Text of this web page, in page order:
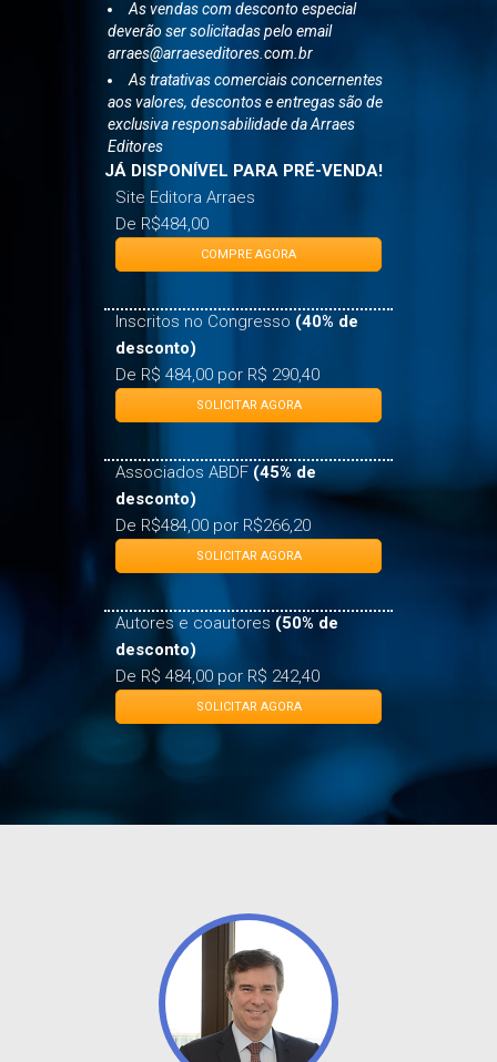
As vendas com desconto especial
deverão ser solicitadas pelo email
arraes@arraeseditores.com.br
As tratativas comerciais concernentes
aos valores, descontos e entregas são de
exclusiva responsabilidade da Arraes
Editores
JÁ DISPONÍVEL PARA PRÉ-VENDA!
Site Editora Arraes
De R$484,00
COMPRE AGORA
Inscritos no Congresso (40% de
desconto)
De R$ 484,00 por R$ 290,40
SOLICITAR AGORA
Associados ABDF (45% de
desconto)
De R$484,00 por R$266,20
SOLICITAR AGORA
Autores e coautores (50% de
desconto)
De R$ 484,00 por R$ 242,40
SOLICITAR AGORA